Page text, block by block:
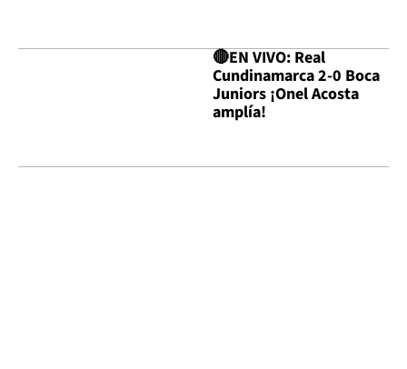
🔴EN VIVO: Real
Cundinamarca 2-0 Boca
Juniors ¡Onel Acosta
amplía!